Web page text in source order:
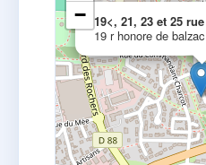
19<, 21, 23 et 25
19 r honore de
−